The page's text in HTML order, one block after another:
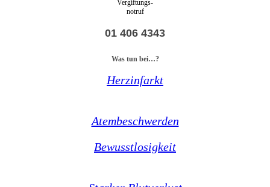
Vergiftungs-
notruf
01 406 4343
Was tun bei…?
Herzinfarkt
Atembeschwerden
Bewusstlosigkeit